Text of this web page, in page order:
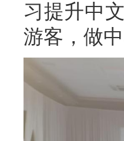
习提升中
游客，做